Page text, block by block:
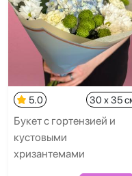
5.0 30 x 35
Букет с гортензией и
кустовыми
хризантемами